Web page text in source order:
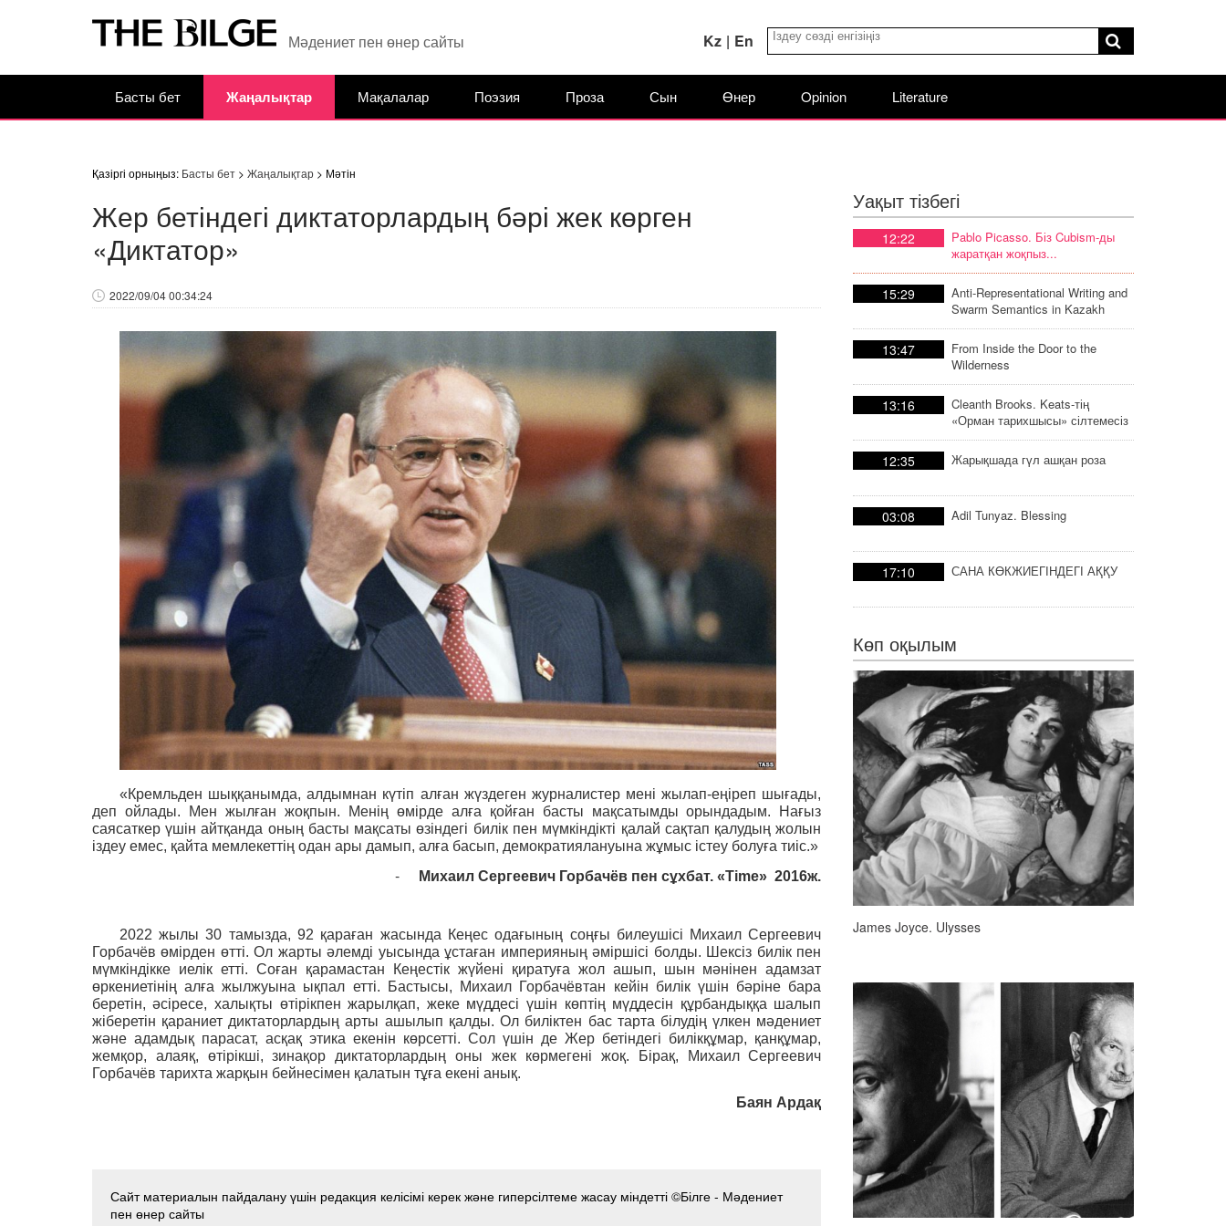
Мәдениет пен өнер сайты Kz | En
Басты бет Жаңалықтар Мақалалар Поэзия Проза Сын Өнер Opinion Literature
Қазіргі орныңыз: Басты бет> Жаңалықтар> Мәтін
Жер бетіндегі диктаторлардың бәрі жек көрген
«Диктатор»
2022/09/04 00:34:24
«Кремльден шыққанымда, алдымнан күтіп алған жүздеген журналистер мені жылап-еңіреп шығады,
деп ойлады. Мен жылған жоқпын. Менің өмірде алға қойған басты мақсатымды орындадым. Нағыз
саясаткер үшін айтқанда оның басты мақсаты өзіндегі билік пен мүмкіндікті қалай сақтап қалудың жолын
іздеу емес, қайта мемлекеттің одан ары дамып, алға басып, демократиялануына жұмыс істеу болуға тиіс.»
- Михаил Сергеевич Горбачёв пен сұхбат. «Time» 2016ж.
2022 жылы 30 тамызда, 92 қараған жасында Кеңес одағының соңғы билеушісі Михаил Сергеевич
Горбачёв өмірден өтті. Ол жарты әлемді уысында ұстаған империяның әміршісі болды. Шексіз билік пен
мүмкіндікке иелік етті. Соған қарамастан Кеңестік жүйені қиратуға жол ашып, шын мәнінен адамзат
өркениетінің алға жылжуына ықпал етті. Бастысы, Михаил Горбачёвтан кейін билік үшін бәріне бара
беретін, әсіресе, халықты өтірікпен жарылқап, жеке мүддесі үшін көптің мүддесін құрбандыққа шалып
жіберетін қараниет диктаторлардың арты ашылып қалды. Ол биліктен бас тарта білудің үлкен мәдениет
және адамдық парасат, асқақ этика екенін көрсетті. Сол үшін де Жер бетіндегі билікқұмар, қанқұмар,
жемқор, алаяқ, өтірікші, зинақор диктаторлардың оны жек көрмегені жоқ. Бірақ,
Михаил Сергеевич
Горбачёв тарихта жарқын бейнесімен қалатын тұға екені анық.
Баян Ардақ
Сайт материалын пайдалану үшін редакция келісімі керек және гиперсілтеме жасау міндетті ©Білге - Мәдениет
пен өнер сайты
Уақыт тізбегі
12:22
Pablo Picasso. Біз Cubism-ды
жаратқан жоқпыз...
15:29
Anti-Representational Writing and
Swarm Semantics in Kazakh
Poetic Discourse
13:47
From Inside the Door to the
Wilderness
13:16
Cleanth Brooks. Keats-тің
«Орман тарихшысы» сілтемесіз
тарих
12:35 Жарықшада гүл ашқан роза
03:08 Adil Tunyaz. Blessing
17:10 САНА КӨКЖИЕГІНДЕГІ АҚҚУ
Көп оқылым
James Joyce. Ulysses